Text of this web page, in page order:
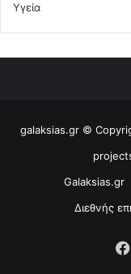
Υγεία
galaksias.gr ©
Galaksias.gr
Διεθνής